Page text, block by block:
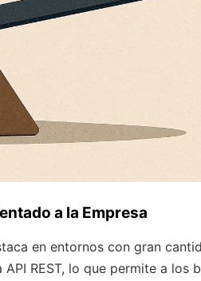
a la Empresa
en entornos con gran
REST, lo que permite a los